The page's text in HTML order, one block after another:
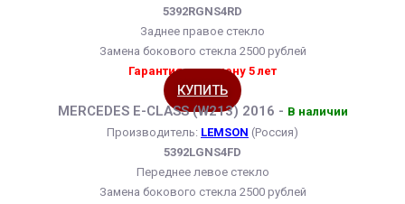
5392RGNS4RD
Заднее правое стекло
Замена бокового стекла 2500 рублей
Гарантия на замену 5 лет
КУПИТЬ
MERCEDES E-CLASS (W213) 2016 - В наличии
Производитель: LEMSON (Россия)
5392LGNS4FD
Переднее левое стекло
Замена бокового стекла 2500 рублей